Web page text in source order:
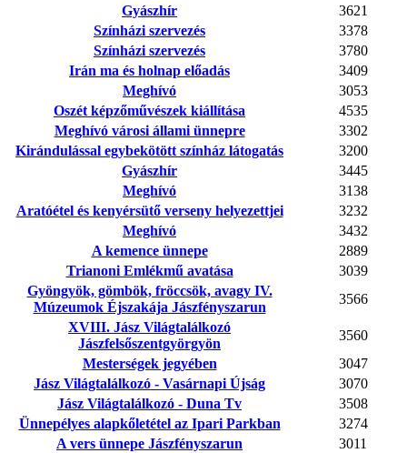
Gyászhír
3621
Színházi szervezés
3378
Színházi szervezés
3780
Irán ma és holnap előadás
3409
Meghívó
3053
Oszét képzőművészek kiállítása
4535
Meghívó városi állami ünnepre
3302
Kirándulással egybekötött színház látogatás
3200
Gyászhír
3445
Meghívó
3138
Aratóétel és kenyérsütő verseny helyezettjei
3232
Meghívó
3432
A kemence ünnepe
2889
Trianoni Emlékmű avatása
3039
Gyöngyök, gömbök, fröccsök, avagy IV.
Múzeumok Éjszakája Jászfényszarun
3566
XVIII. Jász Világtalálkozó
Jászfelsőszentgyörgyön
3560
Mesterségek jegyében
3047
Jász Világtalálkozó - Vasárnapi Újság
3070
Jász Világtalálkozó - Duna Tv
3508
Ünnepélyes alapkőletétel az Ipari Parkban
3274
A vers ünnepe Jászfényszarun
3011